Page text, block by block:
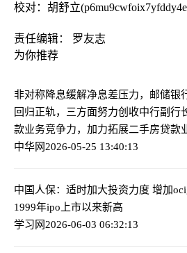
校对：胡舒立
责任编辑： 罗友志
为你推荐
非对称降息缓解净息差压力，邮储银
回归正轨，三方面努力创收中行副行
款业务竞争力，加力拓展二手房贷款
中华网2026-05-25 13:40:13
中国人保：适时加大投资力度 增加
1999年ipo上市以来新高
学习网2026-06-03 06:32:13